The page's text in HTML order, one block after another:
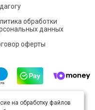
обработки
данных
оферты
полицензии Creative
на обработку файлов